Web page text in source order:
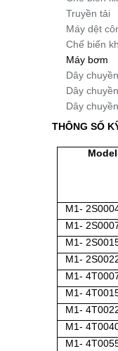
Truyền tải
Máy dệt
Chế biến
Máy bơm
Dây
Dây
Dây
THÔNG SỐ
Model
M1-
M1-
M1-
M1-
M1-
M1-
M1-
M1-
M1-